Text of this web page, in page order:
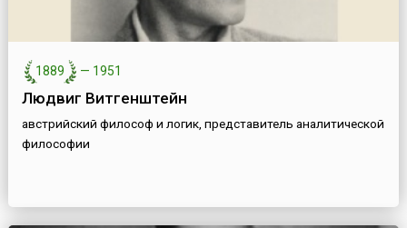
1889 — 1951
Людвиг Витгенштейн
австрийский философ и логик, представитель аналитической
философии